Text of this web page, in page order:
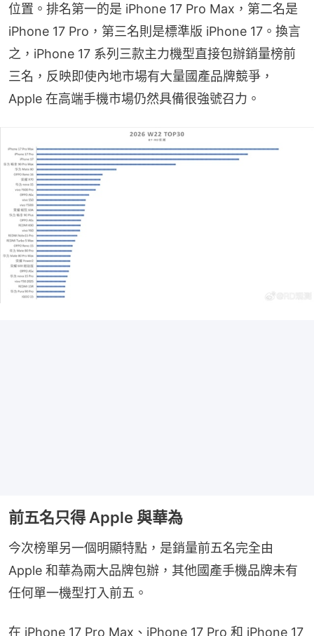
位置。排名第一的是 iPhone 17 Pro Max，第二名是
iPhone 17 Pro，第三名則是標準版 iPhone 17。換言
之，iPhone 17 系列三款主力機型直接包辦銷量榜前
三名，反映即使內地市場有大量國產品牌競爭，
Apple 在高端手機市場仍然具備很強號召力。
前五名只得 Apple 與華為
今次榜單另一個明顯特點，是銷量前五名完全由
Apple 和華為兩大品牌包辦，其他國產手機品牌未有
任何單一機型打入前五。
在 iPhone 17 Pro Max、iPhone 17 Pro 和 iPhone 17